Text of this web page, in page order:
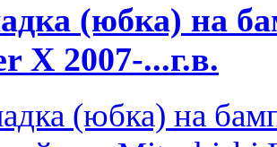
(юбка) на
X 2007-...г.в.